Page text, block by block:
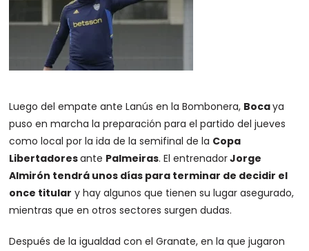
Luego del empate ante Lanús en la Bombonera, Bocaya
puso en marcha la preparación para el partido del jueves
como local por la ida de la semifinal de la Copa
Libertadoresante Palmeiras. El entrenadorJorge
Almirón tendrá unos días para terminar de decidir el
once titular y hay algunos que tienen su lugar asegurado,
mientras que en otros sectores surgen dudas.
Después de la igualdad con el Granate, en la que jugaron